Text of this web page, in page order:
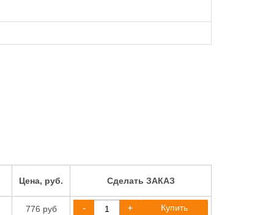
Цена, руб. Сделать ЗАКАЗ
776 руб - + Купить